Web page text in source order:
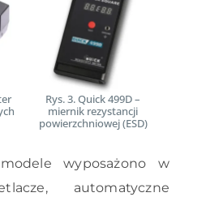
Rys. 3. Quick 499D –
miernik rezystancji
powierzchniowej (ESD)
wyposażono w
automatyczne